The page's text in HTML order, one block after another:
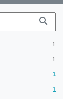
search
1
1
1
1